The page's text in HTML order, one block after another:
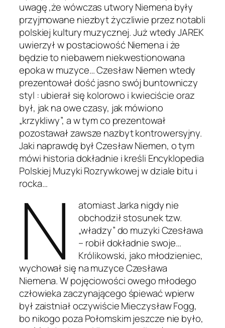
uwagę ,że wówczas utwory Niemena były
przyjmowane niezbyt życzliwie przez notabli
polskiej kultury muzycznej. Już wtedy JAREK
uwierzył w postaciowość Niemena i że
będzie to niebawem niekwestionowana
epoka w muzyce… Czesław Niemen wtedy
prezentował dość jasno swój buntowniczy
styl : ubierał się kolorowo i kwieciście oraz
był, jak na owe czasy, jak mówiono
„krzykliwy”, a w tym co prezentował
pozostawał zawsze nazbyt kontrowersyjny.
Jaki naprawdę był Czesław Niemen, o tym
mówi historia dokładnie i kreśli Encyklopedia
Polskiej Muzyki Rozrywkowej w dziale bitu i
rocka…
N
atomiast Jarka nigdy nie
obchodził stosunek tzw.
„władzy” do muzyki Czesława
– robił dokładnie swoje…
Królikowski, jako młodzieniec,
wychował się na muzyce Czesława
Niemena. W pojęciowości owego młodego
człowieka zaczynającego śpiewać wpierw
był zaistniał oczywiście Mieczysław Fogg,
bo nikogo poza Połomskim jeszcze nie było,